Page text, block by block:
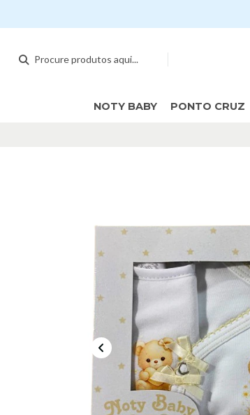
NOTY BABY PONTO CRUZ